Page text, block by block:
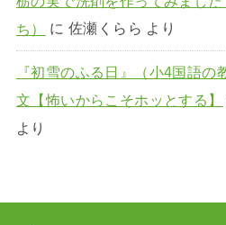
ち）
に 佐瀬くらら より
『初雪のふる日』（小4国語の
文【怖いからこそホッとする】
より